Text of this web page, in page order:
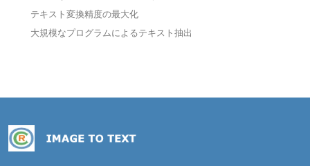
テキスト変換精度の最大化
大規模なプログラムによるテキスト抽出